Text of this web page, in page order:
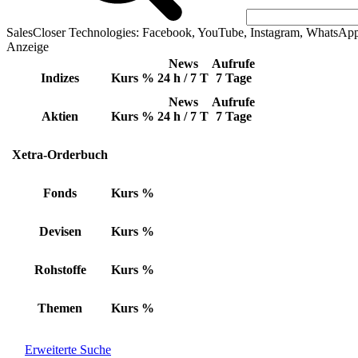
SalesCloser Technologies: Facebook, YouTube, Instagram,
Anzeige
Indizes Kurs %
News
24 h / 7 T
Aufrufe
7 Tage
Aktien Kurs %
News
24 h / 7 T
Aufrufe
7 Tage
Xetra-Orderbuch
Fonds Kurs %
Devisen Kurs %
Rohstoffe Kurs %
Themen Kurs %
Erweiterte Suche